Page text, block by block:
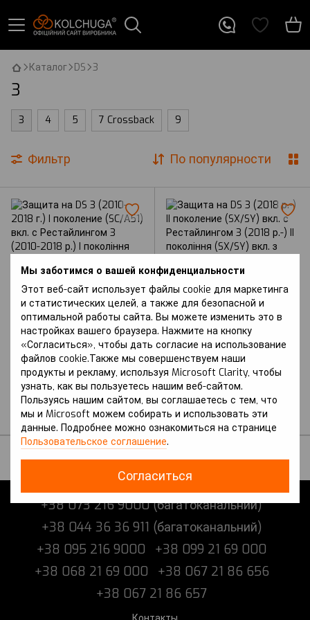
Мы заботимся о вашей конфиденциальности
Этот веб-сайт использует файлы cookie для маркетинга
и статистических целей, а также для безопасной и
оптимальной работы сайта. Вы можете изменить это в
настройках вашего браузера. Нажмите на кнопку
«Согласиться», чтобы дать согласие на использование
файлов cookie.Также мы совершенствуем наши
продукты и рекламу, используя Microsoft Clarity, чтобы
узнать, как вы пользуетесь нашим веб-сайтом.
Пользуясь нашим сайтом, вы соглашаетесь с тем, что
мы и Microsoft можем собирать и использовать эти
данные. Подробнее можно ознакомиться на странице
Пользовательское соглашение.
Согласиться
Каталог DS 3
3
3 4 5 7 Crossback 9
Фильтр По популярности
Артикул: 3 (2010-2018 р.) I
покоління (SC/A51) вкл. з
Рестайлінгом
DS
Защита на DS 3 (2010-
2018 г.) I поколение
(SC/A51) вкл. с
Рестайлингом
В наличии
Артикул: 3 (2018 р.-) II покоління
(SX/SY) вкл. з Рестайлінгом
DS
Защита на DS 3 (2018 р.-)
II поколение (SX/SY) вкл.
с Рестайлингом
В наличии
+38 073 216 9000 (багатоканальний)
+38 044 36 36 911 (багатоканальний)
+38 095 216 9000
+38 099 21 69 000
+38 068 21 69 000
+38 067 21 86 656
+38 067 21 86 657